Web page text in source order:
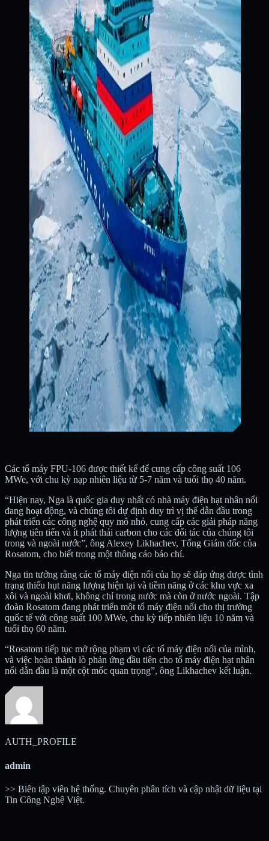
Các tổ máy FPU-106 được thiết kế để cung cấp công suất 106
MWe, với chu kỳ nạp nhiên liệu từ 5-7 năm và tuổi thọ 40 năm.
“Hiện nay, Nga là quốc gia duy nhất có nhà máy điện hạt nhân nổi
đang hoạt động, và chúng tôi dự định duy trì vị thế dẫn đầu trong
phát triển các công nghệ quy mô nhỏ, cung cấp các giải pháp năng
lượng tiên tiến và ít phát thải carbon cho các đối tác của chúng tôi
trong và ngoài nước”, ông Alexey Likhachev, Tổng Giám đốc của
Rosatom, cho biết trong một thông cáo báo chí.
Nga tin tưởng rằng các tổ máy điện nổi của họ sẽ đáp ứng được tình
trạng thiếu hụt năng lượng hiện tại và tiềm năng ở các khu vực xa
xôi và ngoài khơi, không chỉ trong nước mà còn ở nước ngoài. Tập
đoàn Rosatom đang phát triển một tổ máy điện nổi cho thị trường
quốc tế với công suất 100 MWe, chu kỳ tiếp nhiên liệu 10 năm và
tuổi thọ 60 năm.
“Rosatom tiếp tục mở rộng phạm vi các tổ máy điện nổi của mình,
và việc hoàn thành lò phản ứng đầu tiên cho tổ máy điện hạt nhân
nổi dẫn đầu là một cột mốc quan trọng”, ông Likhachev kết luận.
AUTH_PROFILE
admin
>> Biên tập viên hệ thống. Chuyên phân tích và cập nhật dữ liệu tại
Tin Công Nghệ Việt.